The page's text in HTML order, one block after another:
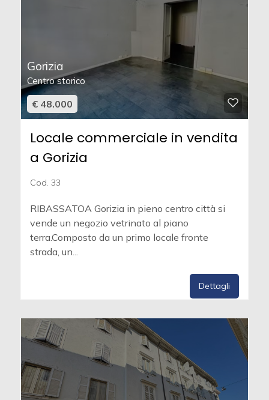
Gorizia
Centro storico
€ 48.000
Locale commerciale in vendita
a Gorizia
Cod. 33
RIBASSATOA Gorizia in pieno centro città si
vende un negozio vetrinato al piano
terra.Composto da un primo locale fronte
strada, un...
Dettagli